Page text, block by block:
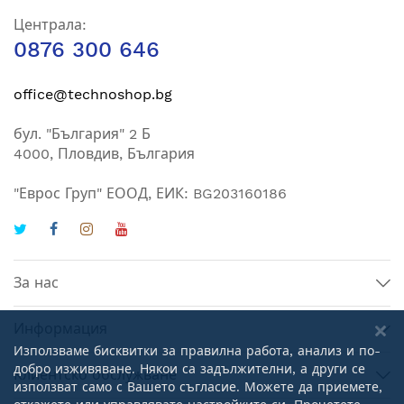
Централа:
0876 300 646
office@technoshop.bg
бул. "България" 2 Б
4000, Пловдив, България
"Еврос Груп" ЕООД, ЕИК: BG203160186
За нас
Клиентско обслужване
Използваме бисквитки за правилна работа, анализ и по-
добро изживяване. Някои са задължителни, а други се
използват само с Вашето съгласие. Можете да приемете,